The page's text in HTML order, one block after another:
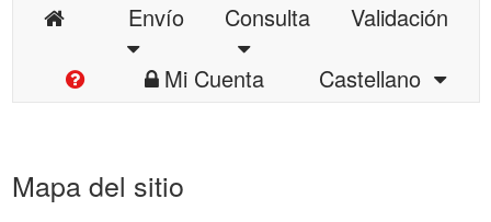
Envío Consulta
Validación
Mi Cuenta
Castellano
Mapa del sitio